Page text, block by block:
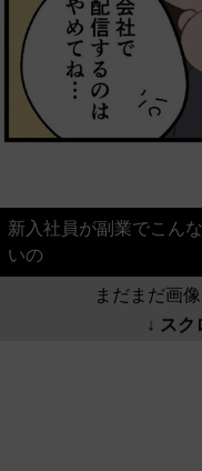
新入社員が副業でこん
いの
まだまだ画
↓ スク